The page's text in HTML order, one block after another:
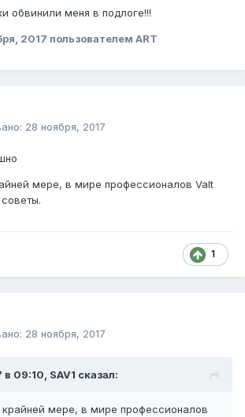
обвинили меня в подлоге!!!
2017 пользователем ART
28 ноября, 2017
мере, в мире профессионалов Valt
1
28 ноября, 2017
в 09:10, SAV1 сказал:
мере, в мире профессионалов